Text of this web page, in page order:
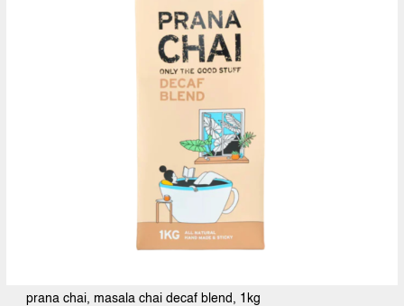
prana chai, masala chai decaf blend, 1kg